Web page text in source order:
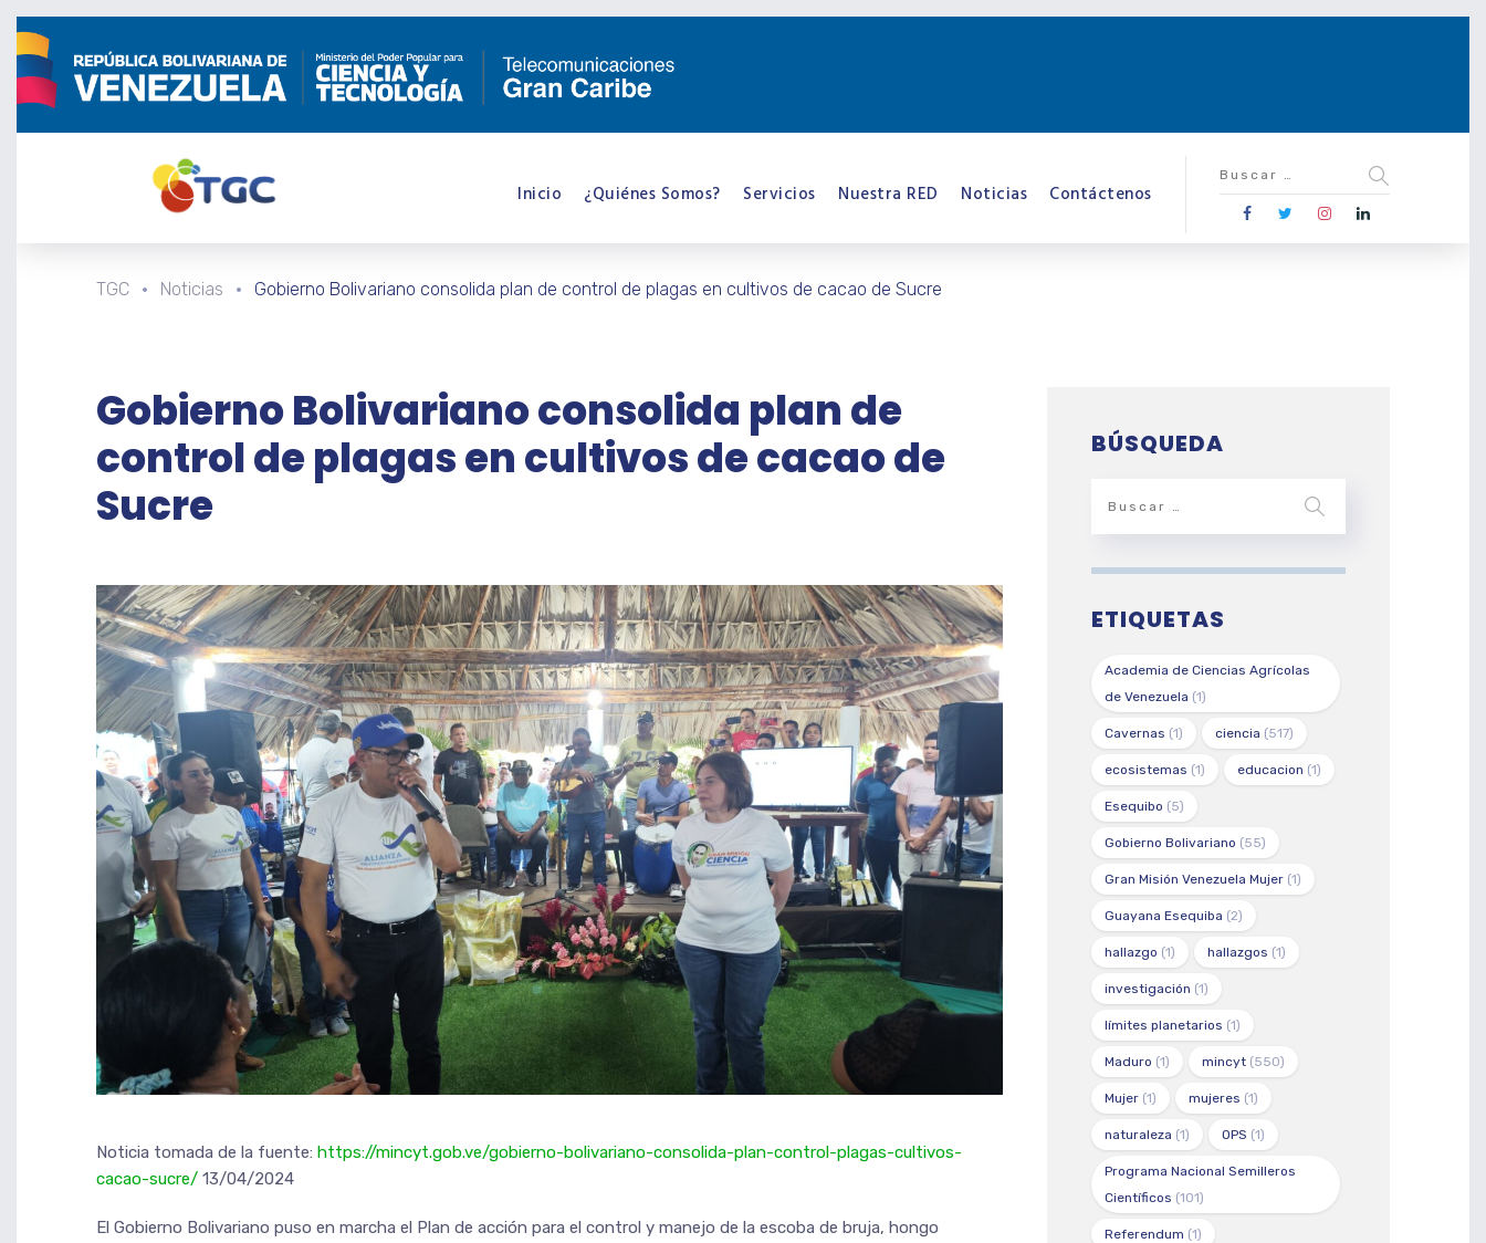
Inicio ¿Quiénes Somos? Servicios Nuestra RED Noticias Contáctenos
TGC Noticias Gobierno Bolivariano consolida plan de control de plagas en cultivos de cacao de Sucre
Gobierno Bolivariano consolida plan de
control de plagas en cultivos de cacao de
Sucre
Noticia tomada de la fuente: https://mincyt.gob.ve/gobierno-bolivariano-consolida-plan-control-plagas-cultivos-
cacao-sucre/ 13/04/2024
El Gobierno Bolivariano puso en marcha el Plan de acción para el control y manejo de la escoba de bruja, hongo
BÚSQUEDA
ETIQUETAS
Academia de Ciencias Agrícolas
de Venezuela (1)
Cavernas (1) ciencia (517)
ecosistemas (1) educacion (1)
Esequibo (5)
Gobierno Bolivariano (55)
Gran Misión Venezuela Mujer (1)
Guayana Esequiba (2)
hallazgo (1) hallazgos (1)
investigación (1)
límites planetarios (1)
Maduro (1) mincyt (550)
Mujer (1) mujeres (1)
naturaleza (1) OPS (1)
Programa Nacional Semilleros
Científicos (101)
Referendum (1)